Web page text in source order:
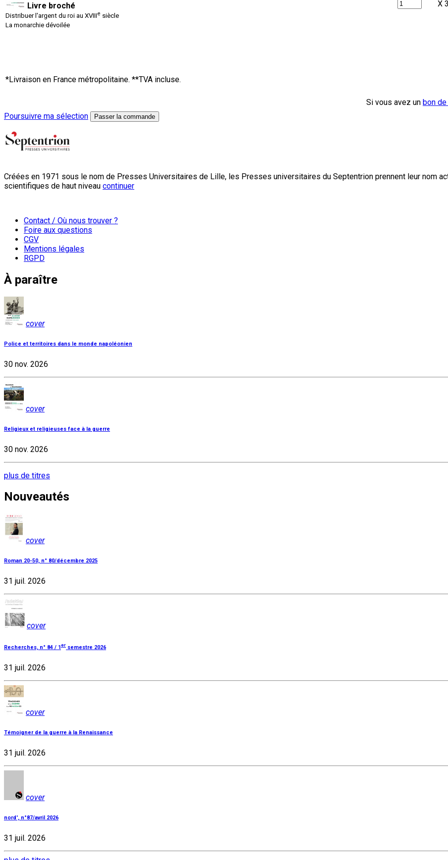
Livre broché
Distribuer l'argent du roi au XVIIIe siècle
La monarchie dévoilée
X
*Livraison en France métropolitaine. **TVA incluse.
Si vous avez un bon
Poursuivre ma sélection
Passer la commande
Créées en 1971 sous le nom de Presses Universitaires de Lille, les Presses universitaires du Septentrion prennent leur nom
scientifiques de haut niveau continuer
Contact / Où nous trouver ?
Foire aux questions
CGV
Mentions légales
RGPD
À paraître
cover
Police et territoires dans le monde napoléonien
30 nov. 2026
cover
Religieux et religieuses face à la guerre
30 nov. 2026
plus de titres
Nouveautés
cover
Roman 20-50, n° 80/décembre 2025
31 juil. 2026
cover
Recherches, n° 84 / 1er semestre 2026
31 juil. 2026
cover
Témoigner de la guerre à la Renaissance
31 juil. 2026
cover
nord', n°87/avril 2026
31 juil. 2026